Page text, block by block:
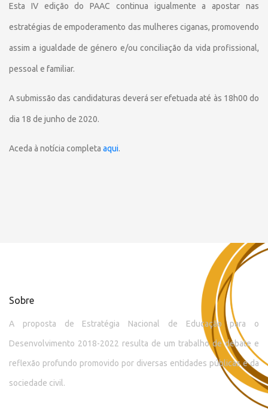
Esta IV edição do PAAC continua igualmente a apostar nas
estratégias de empoderamento das mulheres ciganas, promovendo
assim a igualdade de género e/ou conciliação da vida profissional,
pessoal e familiar.
A submissão das candidaturas deverá ser efetuada até às 18h00 do
dia 18 de junho de 2020.
Aceda à notícia completa aqui.
Sobre
A proposta de Estratégia Nacional de Educação para o
Desenvolvimento 2018-2022 resulta de um trabalho de debate e
reflexão profundo promovido por diversas entidades públicas e da
sociedade civil.